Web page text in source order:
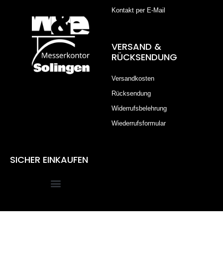
Kontakt per E-Mail
VERSAND &
RÜCKSENDUNG
Versandkosten
Rücksendung
Widerrufsbelehrung
Wiederrufsformular
SICHER EINKAUFEN